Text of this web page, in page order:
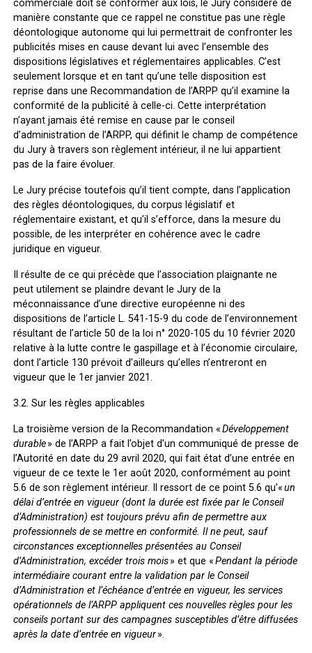
commerciale doit se conformer aux lois, le Jury considère de
manière constante que ce rappel ne constitue pas une règle
déontologique autonome qui lui permettrait de confronter les
publicités mises en cause devant lui avec l’ensemble des
dispositions législatives et réglementaires applicables. C’est
seulement lorsque et en tant qu’une telle disposition est
reprise dans une Recommandation de l’ARPP qu’il examine la
conformité de la publicité à celle-ci. Cette interprétation
n’ayant jamais été remise en cause par le conseil
d’administration de l’ARPP, qui définit le champ de compétence
du Jury à travers son règlement intérieur, il ne lui appartient
pas de la faire évoluer.
Le Jury précise toutefois qu’il tient compte, dans l’application
des règles déontologiques, du corpus législatif et
réglementaire existant, et qu’il s’efforce, dans la mesure du
possible, de les interpréter en cohérence avec le cadre
juridique en vigueur.
Il résulte de ce qui précède que l’association plaignante ne
peut utilement se plaindre devant le Jury de la
méconnaissance d’une directive européenne ni des
dispositions de l’article L. 541-15-9 du code de l’environnement
résultant de l’article 50 de la loi n° 2020-105 du 10 février 2020
relative à la lutte contre le gaspillage et à l’économie circulaire,
dont l’article 130 prévoit d’ailleurs qu’elles n’entreront en
vigueur que le 1erjanvier 2021.
3.2. Sur les règles applicables
La troisième version de la Recommandation «Développement
durable» de l’ARPP a fait l’objet d’un communiqué de presse de
l’Autorité en date du 29 avril 2020, qui fait état d’une entrée en
vigueur de ce texte le 1eraoût 2020, conformément au point
5.6 de son règlement intérieur. Il ressort de ce point 5.6 qu’«un
délai d’entrée en vigueur (dont la durée est fixée par le Conseil
d’Administration) est toujours prévu afin de permettre aux
professionnels de se mettre en conformité. Il ne peut, sauf
circonstances exceptionnelles présentées au Conseil
d’Administration, excéder trois mois» et que «Pendant la période
intermédiaire courant entre la validation par le Conseil
d’Administration et l’échéance d’entrée en vigueur, les services
opérationnels de l’ARPP appliquent ces nouvelles règles pour les
conseils portant sur des campagnes susceptibles d’être diffusées
après la date d’entrée en vigueur».